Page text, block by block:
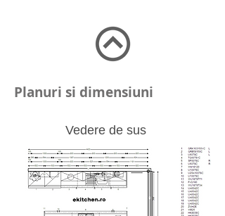
Planuri si dimensiuni
Vedere de sus